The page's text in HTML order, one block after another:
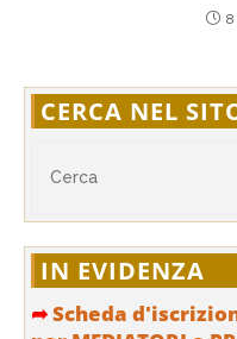
8
CERCA NEL
IN EVIDENZA
➦Scheda